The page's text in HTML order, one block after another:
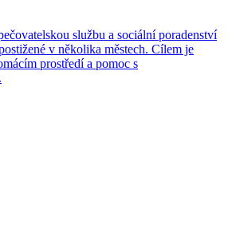
službu a sociální poradenství
v několika městech. Cílem je
prostředí a pomoc s